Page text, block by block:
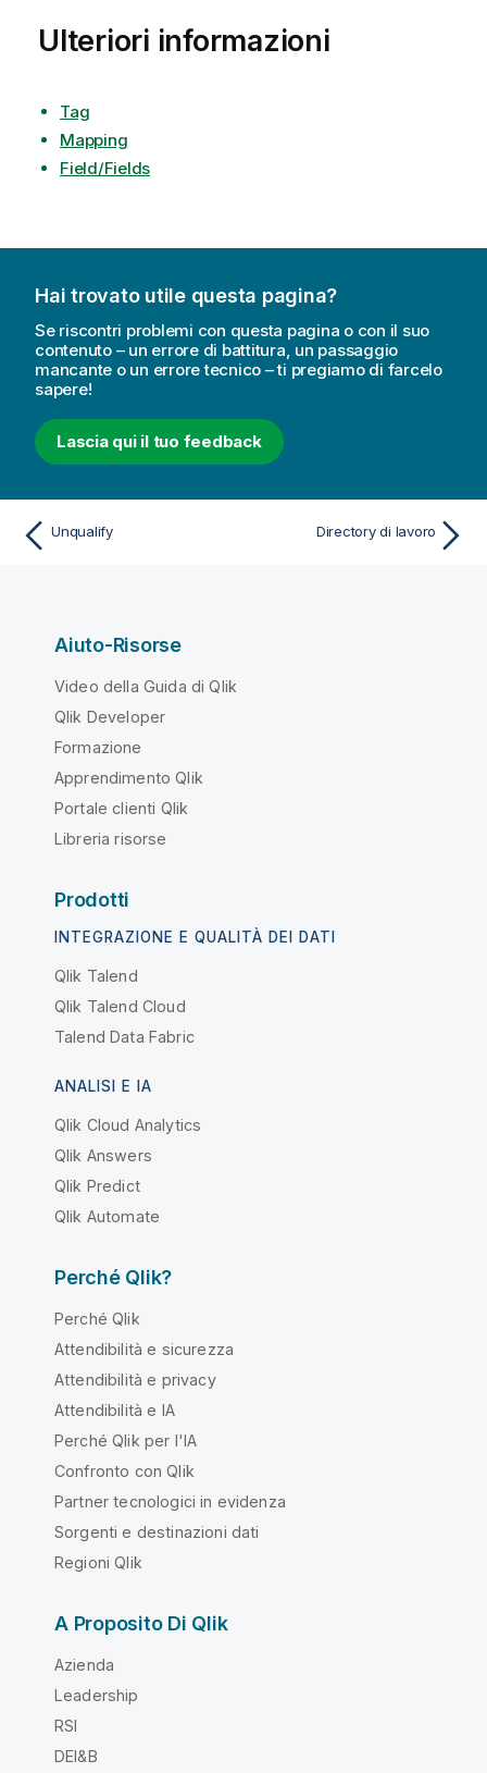
Ulteriori informazioni
Tag
Mapping
Field/Fields
Hai trovato utile questa pagina?
Se riscontri problemi con questa pagina o con il suo
contenuto – un errore di battitura, un passaggio
mancante o un errore tecnico – ti pregiamo di farcelo
sapere!
Lascia qui il tuo feedback
Unqualify Directory di lavoro
Aiuto-Risorse
Video della Guida di Qlik
Qlik Developer
Formazione
Apprendimento Qlik
Portale clienti Qlik
Libreria risorse
Prodotti
INTEGRAZIONE E QUALITÀ DEI DATI
Qlik Talend
Qlik Talend Cloud
Talend Data Fabric
ANALISI E IA
Qlik Cloud Analytics
Qlik Answers
Qlik Predict
Qlik Automate
Perché Qlik?
Perché Qlik
Attendibilità e sicurezza
Attendibilità e privacy
Attendibilità e IA
Perché Qlik per l'IA
Confronto con Qlik
Partner tecnologici in evidenza
Sorgenti e destinazioni dati
Regioni Qlik
A Proposito Di Qlik
Azienda
Leadership
RSI
DEI&B